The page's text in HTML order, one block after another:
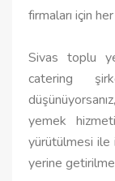
firmaları için
Sivas toplu
catering
yemek
yürütülmesi ile
yerine